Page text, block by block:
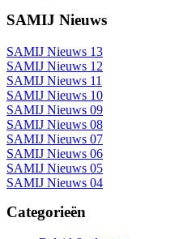
SAMIJ Nieuws
SAMIJ Nieuws 13
SAMIJ Nieuws 12
SAMIJ Nieuws 11
SAMIJ Nieuws 10
SAMIJ Nieuws 09
SAMIJ Nieuws 08
SAMIJ Nieuws 07
SAMIJ Nieuws 06
SAMIJ Nieuws 05
SAMIJ Nieuws 04
Categorieën